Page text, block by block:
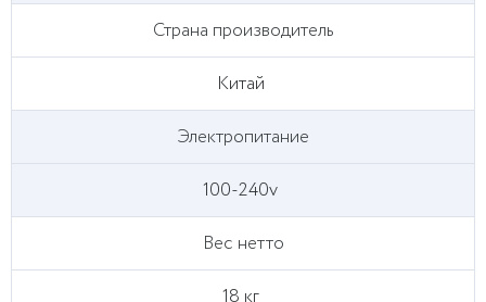
Страна производитель
Китай
Электропитание
100-240v
Вес нетто